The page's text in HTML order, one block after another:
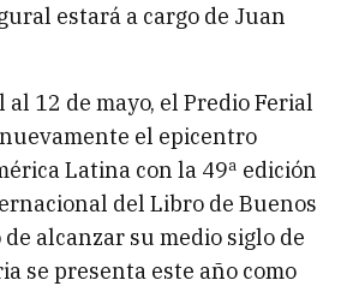
estará a cargo de Juan
12 de mayo, el Predio Ferial
el epicentro
Latina con la 49ª edición
del Libro de Buenos
alcanzar su medio siglo de
se presenta este año como